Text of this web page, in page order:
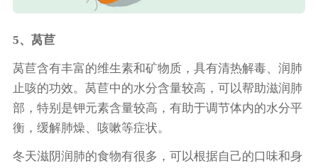
5、莴苣
莴苣含有丰富的维生素和矿物质，具有清热解毒、润肺
止咳的功效。莴苣中的水分含量较高，可以帮助滋润肺
部，特别是钾元素含量较高，有助于调节体内的水分平
衡，缓解肺燥、咳嗽等症状。
冬天滋阴润肺的食物有很多，可以根据自己的口味和身